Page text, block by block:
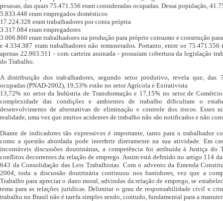
pessoas, das quais 75.471.556 eram consideradas ocupadas. Dessa população,
5.833.448 eram empregados domésticos
17.224.328 eram trabalhadores por conta própria
3.317.084 eram empregadores
3.006.860 eram trabalhadores na produção para próprio consumo e construção
e 4.334.387 eram trabalhadores não remunerados. Portanto, entre os 75.471.556
apenas 22.903.311 - com carteira assinada - possuíam cobertura da legislação
do Trabalho.
A distribuição dos trabalhadores, segundo setor produtivo, revela que, das
ocupadas (PNAD-2002), 19,53% estão no setor Agrícola e Extrativista
13,72% no setor da Indústria de Transformação e 17,15% no setor de
complexidade das condições e ambientes de trabalho dificultam o
desenvolvimento de alternativas de eliminação e controle dos riscos. Esses
realidade, uma vez que muitos acidentes de trabalho não são notificados e não
Diante de indicadores tão expressivos é importante, tanto para o trabalhador
como a questão abordada pode interferir diretamente na sua atividade. Em
incontáveis discussões doutrinárias, a competência foi atribuída à Justiça do
conflitos decorrentes da relação de emprego. Assim está definido no artigo 114
643 da Consolidação das Leis Trabalhistas. Com o advento da Emenda
2004, toda a discussão doutrinária continuou nos bastidores, vez que a
Trabalho para apreciar o dano moral, advindas da relação de emprego, se
tema para as relações jurídicas. Delimitar o grau de responsabilidade civil e
trabalho no Brasil não é tarefa simples sendo, contudo, fundamental para a